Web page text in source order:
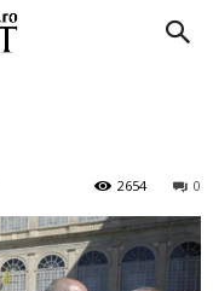
0
2654